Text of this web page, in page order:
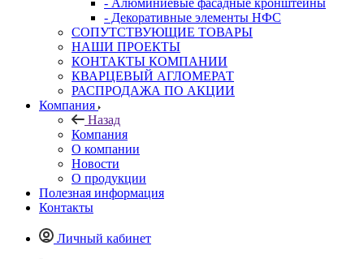
- Алюминиевые фасадные кронштейны
- Декоративные элементы НФС
СОПУТСТВУЮЩИЕ ТОВАРЫ
НАШИ ПРОЕКТЫ
КОНТАКТЫ КОМПАНИИ
КВАРЦЕВЫЙ АГЛОМЕРАТ
РАСПРОДАЖА ПО АКЦИИ
Компания
Назад
Компания
О компании
Новости
О продукции
Полезная информация
Контакты
Личный кабинет